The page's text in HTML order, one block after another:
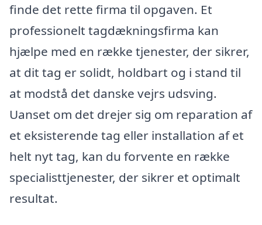
finde det rette firma til opgaven. Et
professionelt tagdækningsfirma kan
hjælpe med en række tjenester, der sikrer,
at dit tag er solidt, holdbart og i stand til
at modstå det danske vejrs udsving.
Uanset om det drejer sig om reparation af
et eksisterende tag eller installation af et
helt nyt tag, kan du forvente en række
specialisttjenester, der sikrer et optimalt
resultat.